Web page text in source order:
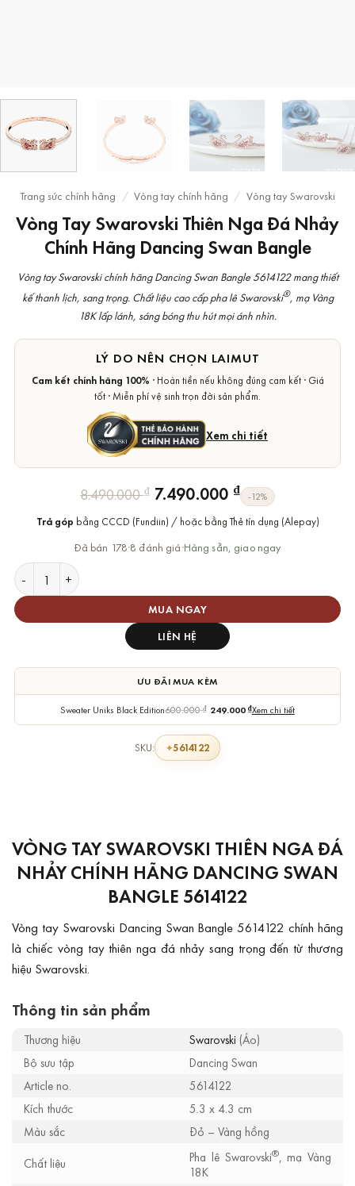
Trang sức chính hãng / Vòng tay chính hãng / Vòng tay Swarovski
Vòng Tay Swarovski Thiên Nga Đá Nhảy
Chính Hãng Dancing Swan Bangle
Vòng tay Swarovski chính hãng Dancing Swan Bangle 5614122 mang thiết
kế thanh lịch, sang trọng. Chất liệu cao cấp pha lê Swarovski®, mạ Vàng
18K lấp lánh, sáng bóng thu hút mọi ánh nhìn.
LÝ DO NÊN CHỌN LAIMUT
Cam kết chính hãng 100% · Hoàn tiền nếu không đúng cam kết · Giá
tốt · Miễn phí vệ sinh trọn đời sản phẩm.
Xem chi tiết
8.490.000₫ Giá
gốc
là:
8.490.000 ₫.
7.490.000 ₫
Giá
hiện
tại
là:
-12%
Trả góp bằng CCCD (Fundiin) / hoặc bằng Thẻ tín dụng (Alepay)
Đã bán 178·8 đánh giá·Hàng sẵn, giao ngay
Vòng Tay Swarovski Thiên Nga Đá Nhảy Chính Hãng Dancing
MUA NGAY
LIÊN HỆ
ƯU ĐÃI MUA KÈM
Sweater Uniks Black Edition600.000₫ 249.000 ₫Xem chi tiết
SKU: 5614122
VÒNG TAY SWAROVSKI THIÊN NGA ĐÁ
NHẢY CHÍNH HÃNG DANCING SWAN
BANGLE 5614122
Vòng tay Swarovski Dancing Swan Bangle 5614122 chính hãng
là chiếc vòng tay thiên nga đá nhảy sang trọng đến từ thương
hiệu Swarovski.
Thông tin sản phẩm
Thương hiệu Swarovski (Áo)
Bộ sưu tập
Dancing Swan
Article no.
5614122
Kích thước
5.3 x 4.3 cm
Màu sắc
Đỏ – Vàng hồng
Chất liệu
Pha lê Swarovski®, mạ Vàng
18K